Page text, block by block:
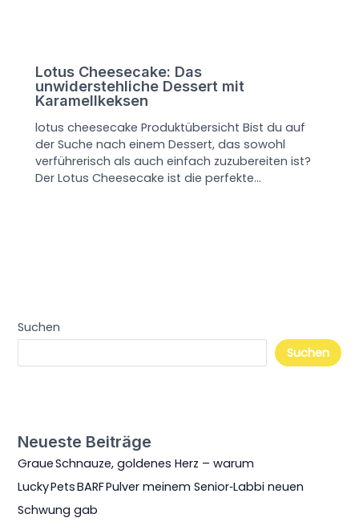
Lotus Cheesecake: Das
unwiderstehliche Dessert mit
Karamellkeksen
lotus cheesecake Produktübersicht Bist du auf
der Suche nach einem Dessert, das sowohl
verführerisch als auch einfach zuzubereiten ist?
Der Lotus Cheesecake ist die perfekte…
Suchen
Suchen
Neueste Beiträge
Graue Schnauze, goldenes Herz – warum
Lucky Pets BARF Pulver meinem Senior‑Labbi neuen
Schwung gab